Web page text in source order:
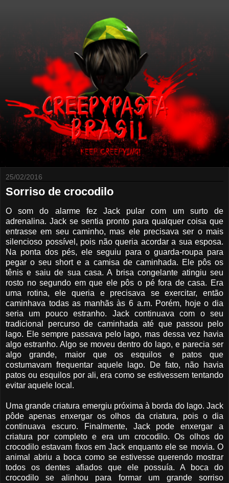
25/02/2016
Sorriso de crocodilo
O som do alarme fez Jack pular com um surto de
adrenalina. Jack se sentia pronto para qualquer coisa que
entrasse em seu caminho, mas ele precisava ser o mais
silencioso possível, pois não queria acordar a sua esposa.
Na ponta dos pés, ele seguiu para o guarda-roupa para
pegar o seu short e a camisa de caminhada. Ele pôs os
tênis e saiu de sua casa. A brisa congelante atingiu seu
rosto no segundo em que ele pôs o pé fora de casa. Era
uma rotina, ele queria e precisava se exercitar, então
caminhava todas as manhãs às 6 a.m. Porém, hoje o dia
seria um pouco estranho. Jack continuava com o seu
tradicional percurso de caminhada até que passou pelo
lago. Ele sempre passava pelo lago, mas dessa vez havia
algo estranho. Algo se moveu dentro do lago, e parecia ser
algo grande, maior que os esquilos e patos que
costumavam frequentar aquele lago. De fato, não havia
patos ou esquilos por ali, era como se estivessem tentando
evitar aquele local.
Uma grande criatura emergiu próxima à borda do lago. Jack
pôde apenas enxergar os olhos da criatura, pois o dia
continuava escuro. Finalmente, Jack pode enxergar a
criatura por completo e era um crocodilo. Os olhos do
crocodilo estavam fixos em Jack enquanto ele se movia. O
animal abriu a boca como se estivesse querendo mostrar
todos os dentes afiados que ele possuía. A boca do
crocodilo se alinhou para formar um grande sorriso